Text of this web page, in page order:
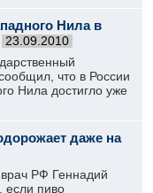
Нила в
23.09.2010
что в России
Нила достигло уже
даже на
РФ Геннадий
если пиво